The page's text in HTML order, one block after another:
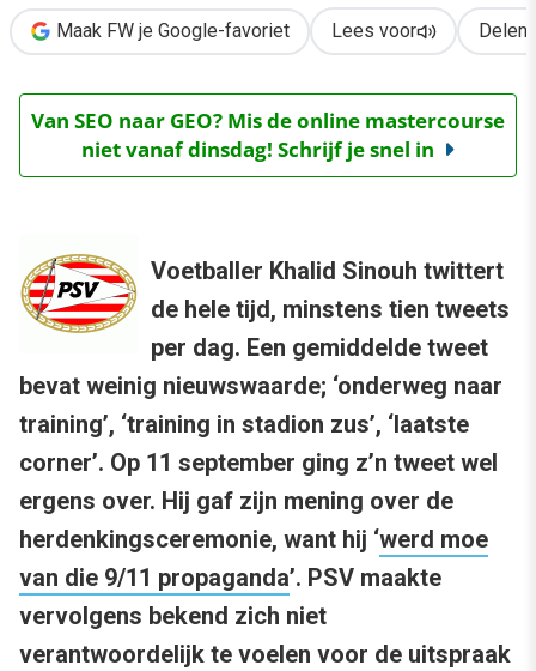
Maak FW je Google-favoriet Lees voor Delen
Van SEO naar GEO? Mis de online mastercourse
niet vanaf dinsdag! Schrijf je snel in
Voetballer Khalid Sinouh twittert
de hele tijd, minstens tien tweets
per dag. Een gemiddelde tweet
bevat weinig nieuwswaarde; ‘onderweg naar
training’, ‘training in stadion zus’, ‘laatste
corner’. Op 11 september ging z’n tweet wel
ergens over. Hij gaf zijn mening over de
herdenkingsceremonie, want hij ‘werd moe
van die 9/11 propaganda’. PSV maakte
vervolgens bekend zich niet
verantwoordelijk te voelen voor de uitspraak